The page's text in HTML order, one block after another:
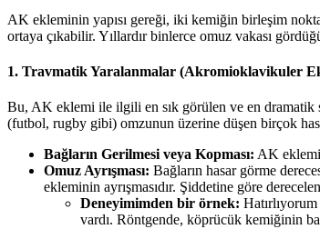
AK ekleminin yapısı gereği, iki kemiğin birleşim
ortaya çıkabilir. Yıllardır binlerce omuz vakası
1. Travmatik Yaralanmalar (Akromioklavikuler
Bu, AK eklemi ile ilgili en sık görülen ve en dramatik
(futbol, rugby gibi) omzunun üzerine düşen birçok
Bağların Gerilmesi veya Kopması: AK
Omuz Ayrışması: Bağların hasar görme
ekleminin ayrışmasıdır. Şiddetine göre
Deneyimimden bir örnek:
vardı. Röntgende, köprücük kemiğinin